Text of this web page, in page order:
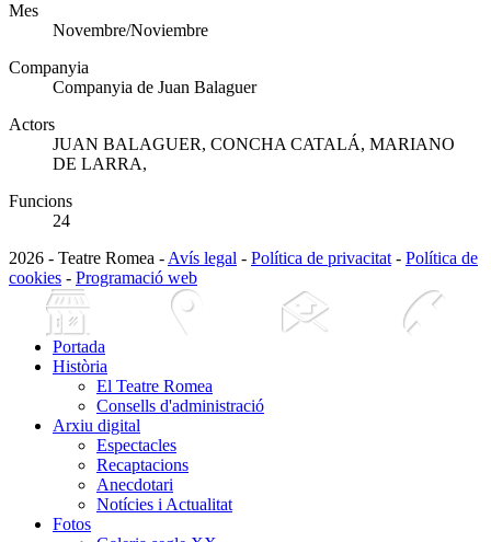
Mes
Novembre/Noviembre
Companyia
Companyia de Juan Balaguer
Actors
JUAN BALAGUER, CONCHA CATALÁ, MARIANO
DE LARRA,
Funcions
24
2026 - Teatre Romea - Avís legal - Política de privacitat - Política de
cookies - Programació web
Portada
Història
El Teatre Romea
Consells d'administració
Arxiu digital
Espectacles
Recaptacions
Anecdotari
Notícies i Actualitat
Fotos